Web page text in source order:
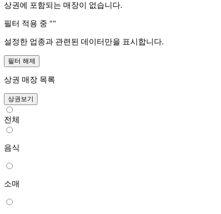
상권에 포함되는 매장이 없습니다.
필터 적용 중 ""
설정한 업종과 관련된 데이터만을 표시합니다.
필터 해제
상권 매장 목록
상권보기
전체
음식
소매